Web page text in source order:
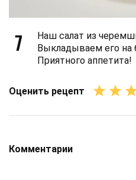
7
Наш салат из
Выкладываем его на
Приятного аппетита!
Оценить рецепт
Комментарии